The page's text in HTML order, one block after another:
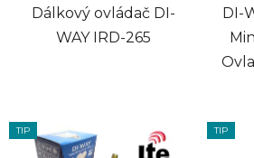
Dálkový ovládač DI-
WAY IRD-265
DI-
TIP TIP